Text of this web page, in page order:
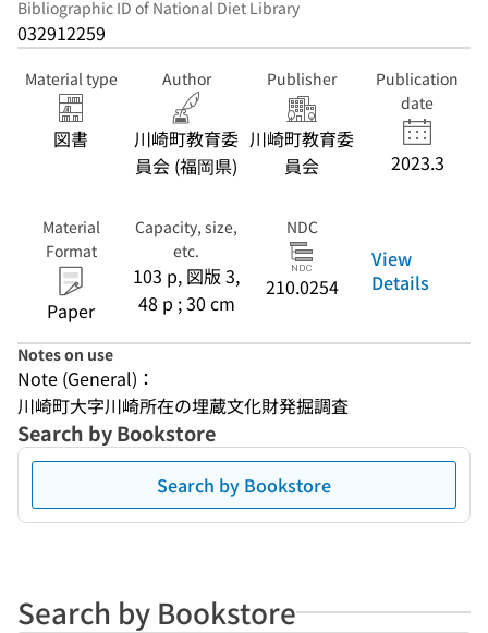
Bibliographic ID of National Diet Library
032912259
Material type
図書
Author
川崎町教育委
員会 (福岡県)
Publisher
川崎町教育委
員会
Publication
date
2023.3
Material
Format
Paper
Capacity, size,
etc.
103 p, 図版 3,
48 p ; 30 cm
NDC
210.0254
View
Details
Notes on use
Note (General)：
川崎町大字川崎所在の埋蔵文化財発掘調査
Search by Bookstore
Search by Bookstore
Search by Bookstore